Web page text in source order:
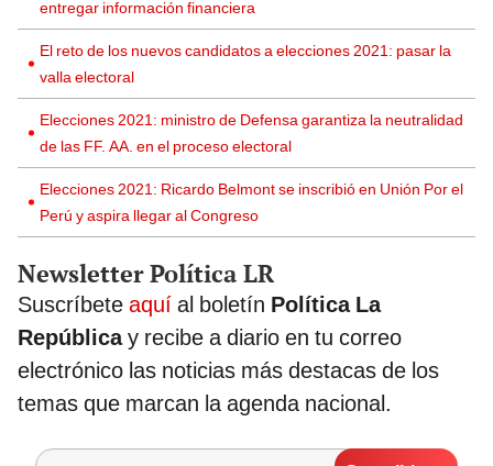
entregar información financiera
El reto de los nuevos candidatos a elecciones 2021: pasar la
valla electoral
Elecciones 2021: ministro de Defensa garantiza la neutralidad
de las FF. AA. en el proceso electoral
Elecciones 2021: Ricardo Belmont se inscribió en Unión Por el
Perú y aspira llegar al Congreso
Newsletter Política LR
Suscríbete aquí al boletín Política La
Repúblicay recibe a diario en tu correo
electrónico las noticias más destacas de los
temas que marcan la agenda nacional.